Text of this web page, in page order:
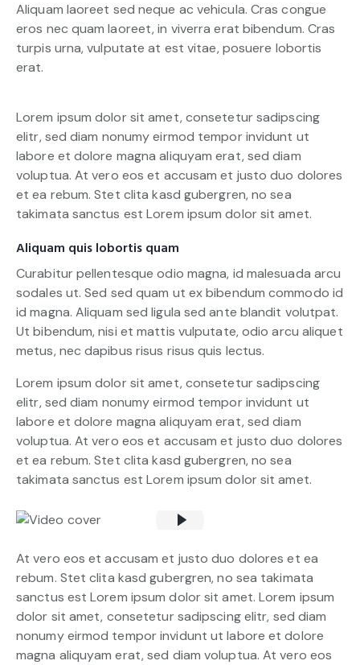
Aliquam laoreet sed neque ac vehicula. Cras congue
eros nec quam laoreet, in viverra erat bibendum. Cras
turpis urna, vulputate at est vitae, posuere lobortis
erat.
Lorem ipsum dolor sit amet, consetetur sadipscing
elitr, sed diam nonumy eirmod tempor invidunt ut
labore et dolore magna aliquyam erat, sed diam
voluptua. At vero eos et accusam et justo duo dolores
et ea rebum. Stet clita kasd gubergren, no sea
takimata sanctus est Lorem ipsum dolor sit amet.
Aliquam quis lobortis quam
Curabitur pellentesque odio magna, id malesuada arcu
sodales ut. Sed sed quam ut ex bibendum commodo id
id magna. Aliquam sed ligula sed ante blandit volutpat.
Ut bibendum, nisi et mattis vulputate, odio arcu aliquet
metus, nec dapibus risus risus quis lectus.
Lorem ipsum dolor sit amet, consetetur sadipscing
elitr, sed diam nonumy eirmod tempor invidunt ut
labore et dolore magna aliquyam erat, sed diam
voluptua. At vero eos et accusam et justo duo dolores
et ea rebum. Stet clita kasd gubergren, no sea
takimata sanctus est Lorem ipsum dolor sit amet.
At vero eos et accusam et justo duo dolores et ea
rebum. Stet clita kasd gubergren, no sea takimata
sanctus est Lorem ipsum dolor sit amet. Lorem ipsum
dolor sit amet, consetetur sadipscing elitr, sed diam
nonumy eirmod tempor invidunt ut labore et dolore
magna aliquyam erat, sed diam voluptua. At vero eos